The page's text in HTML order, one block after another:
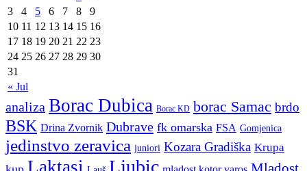
« Jul
3
4 5 6 7 8
9
10 11 12 13 14 15 16
17 18 19 20 21 22 23
24 25 26 27 28 29 30
31
analiza Borac Dubica Borac KD borac Samac brdo
BSK Drina Zvornik Dubrave fk omarska FSA Gomjenica
jedinstvo zeravica juniori Kozara Gradiška Krupa
Ljubic